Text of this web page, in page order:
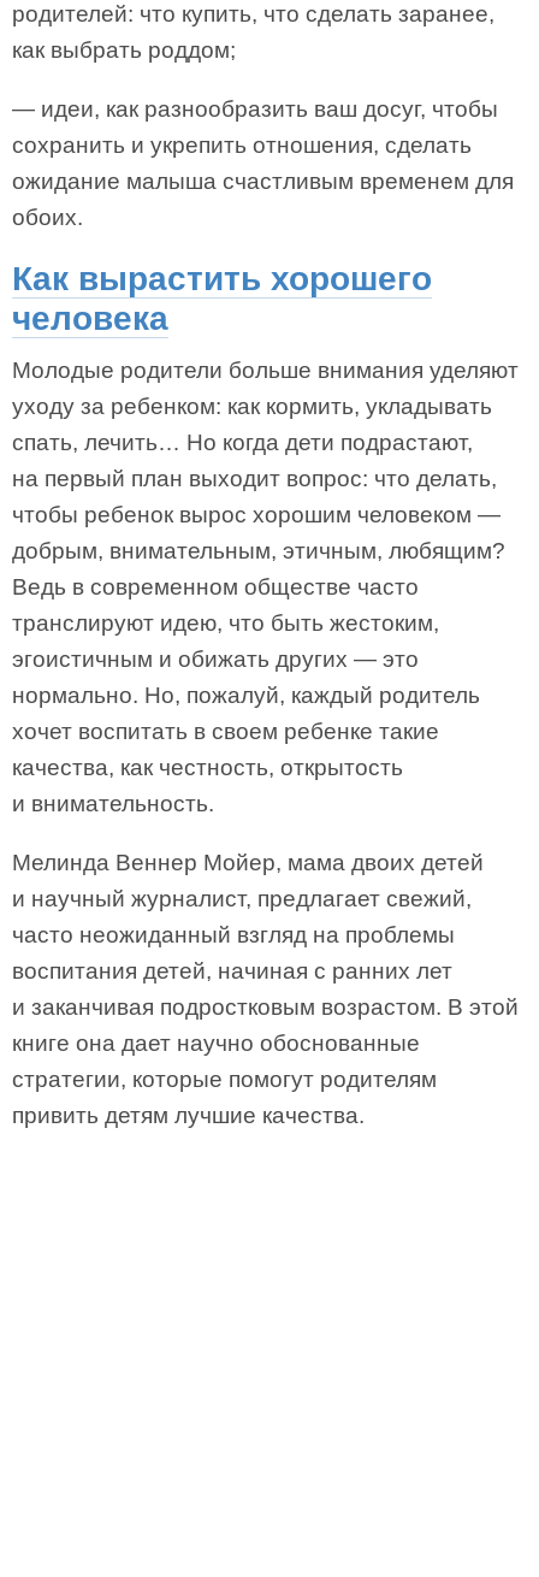
родителей: что купить, что сделать заранее,
как выбрать роддом;
— идеи, как разнообразить ваш досуг, чтобы
сохранить и укрепить отношения, сделать
ожидание малыша счастливым временем для
обоих.
Как вырастить хорошего
человека
Молодые родители больше внимания уделяют
уходу за ребенком: как кормить, укладывать
спать, лечить… Но когда дети подрастают,
на первый план выходит вопрос: что делать,
чтобы ребенок вырос хорошим человеком —
добрым, внимательным, этичным, любящим?
Ведь в современном обществе часто
транслируют идею, что быть жестоким,
эгоистичным и обижать других — это
нормально. Но, пожалуй, каждый родитель
хочет воспитать в своем ребенке такие
качества, как честность, открытость
и внимательность.
Мелинда Веннер Мойер, мама двоих детей
и научный журналист, предлагает свежий,
часто неожиданный взгляд на проблемы
воспитания детей, начиная с ранних лет
и заканчивая подростковым возрастом. В этой
книге она дает научно обоснованные
стратегии, которые помогут родителям
привить детям лучшие качества.